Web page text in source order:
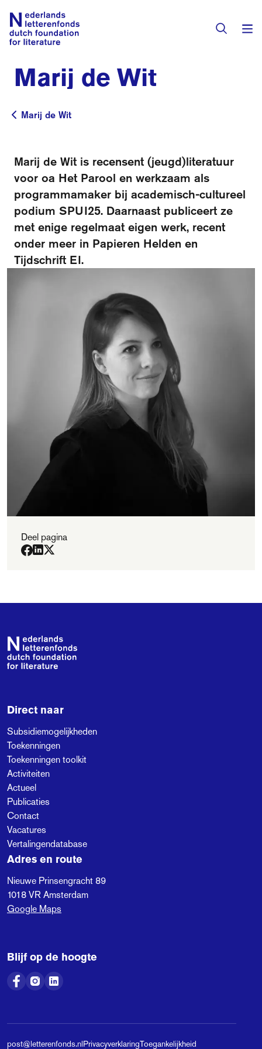
Subsidies
Activiteiten
Literaire prijzen
Residenties
Vertalingendatabase
Toekenningen
Actueel
Over het fonds
Veelgestelde vragen
Schrijf je in voor de nieuwsbrief
Visit International website
Marij de Wit
Marij de Wit
Marij de Wit
Marij de Wit is recensent (jeugd)literatuur
voor oa Het Parool en werkzaam als
programmamaker bij academisch-cultureel
podium SPUI25. Daarnaast publiceert ze
met enige regelmaat eigen werk, recent
onder meer in Papieren Helden en
Tijdschrift EI.
Deel pagina
Footer
Direct naar
Subsidiemogelijkheden
Toekenningen
Toekenningen toolkit
Activiteiten
Actueel
Publicaties
Contact
Vacatures
Vertalingendatabase
Adres en route
Nieuwe Prinsengracht 89
1018 VRAmsterdam
Google Maps
Blijf op de hoogte
post@letterenfonds.nlPrivacyverklaringToegankelijkheid